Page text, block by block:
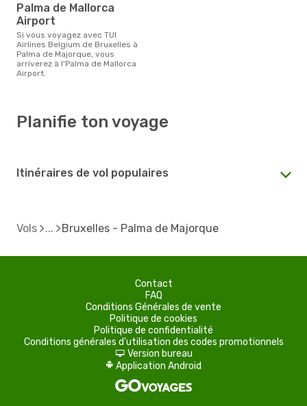
Palma de Mallorca
Airport
Si vous voyagez avec TUI
Airlines Belgium de Bruxelles à
Palma de Majorque, vous
arriverez à l'Palma de Mallorca
Airport.
Planifie ton voyage
Itinéraires de vol populaires
Vols Bruxelles - Palma de Majorque
Contact
FAQ
Conditions Générales de vente
Politique de cookies
Politique de confidentialité
Conditions générales d'utilisation des codes promotionnels
d Version bureau
A Application Android